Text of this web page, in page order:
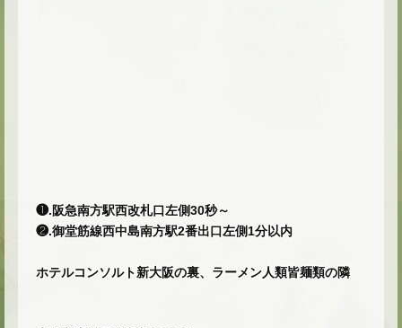
❶.阪急南方駅西改札口左側30秒～
❷.御堂筋線西中島南方駅2番出口左側1分以内
ホテルコンソルト新大阪の裏、ラーメン人類皆麺類の隣